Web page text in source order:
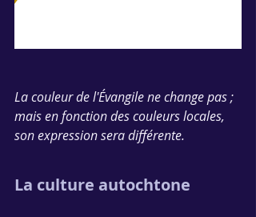
La couleur de l'Évangile ne change pas ;
mais en fonction des couleurs locales,
son expression sera différente.
La culture autochtone